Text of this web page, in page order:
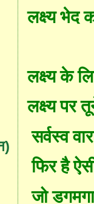
लक्ष्य भेद
लक्ष्य के
लक्ष्य पर
सर्वस्व
फिर है
जो